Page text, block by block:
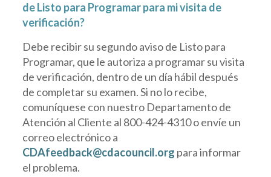
de Listo para Programar para mi visita de
verificación?
Debe recibir su segundo aviso de Listo para
Programar, que le autoriza a programar su visita
de verificación, dentro de un día hábil después
de completar su examen. Si no lo recibe,
comuníquese con nuestro Departamento de
Atención al Cliente al 800-424-4310 o envíe un
correo electrónico a
CDAfeedback@cdacouncil.org para informar
el problema.